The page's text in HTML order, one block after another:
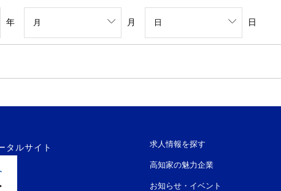
年 月 日
タルサイト 求人情報を探す
高知家の魅力企業
お知らせ・イベント